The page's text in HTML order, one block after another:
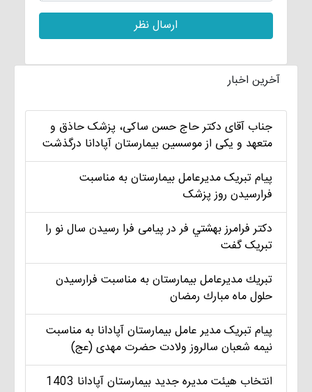
آخرین اخبار
جناب آقای دکتر حاج حسن ساکی، پزشک حاذق و
متعهد و یکی از موسسین بیمارستان آپادانا درگذشت
پیام تبریک مديرعامل بيمارستان به مناسبت
فرارسیدن روز پزشک
دکتر فرامرز بهشتي فر در پیامی فرا رسیدن سال نو را
تبریک گفت
تبريك مديرعامل بيمارستان به مناسبت فرارسيدن
حلول ماه مبارك رمضان
پیام تبریک مدير عامل بيمارستان آپادانا به مناسبت
نیمه شعبان سالروز ولادت حضرت مهدی (عج)
انتخاب هيئت مديره جديد بيمارستان آپادانا 1403